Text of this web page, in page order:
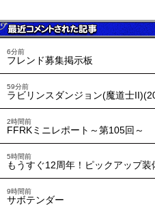
6分前
フレンド募集掲示板
59分前
ラビリンスダンジョン(魔道士
2時間前
FFRKミニレポート～第105回～
5時間前
もうすぐ12周年！ピックアップ装
9時間前
サボテンダー